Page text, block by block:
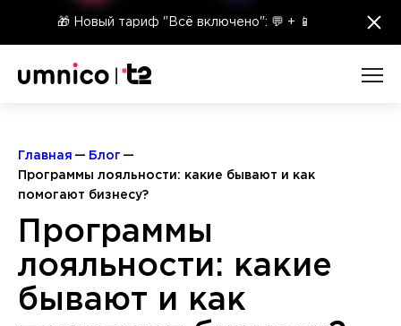
🎁 Новый тариф "Всё включено": 💬 + 📱 ×
Главная
Блог
Программы лояльности: какие бывают и как
помогают бизнесу?
Программы
лояльности: какие
бывают и как